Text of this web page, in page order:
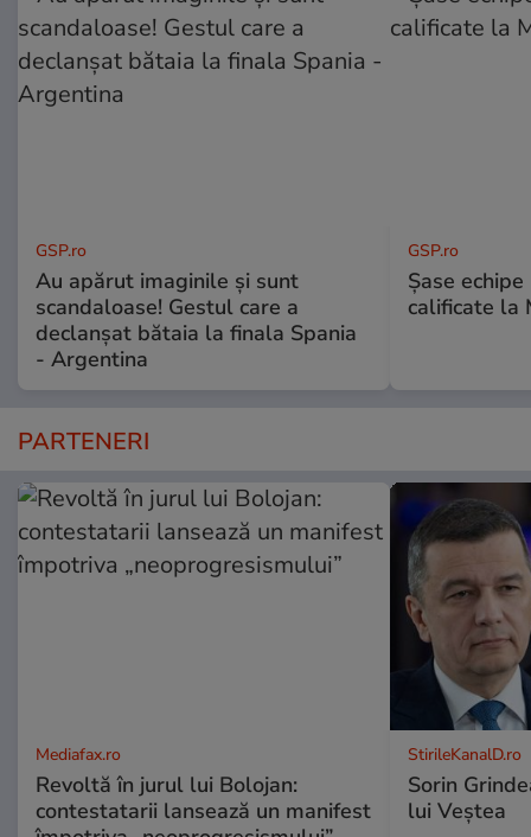
GSP.ro
Au apărut imaginile și sunt
scandaloase! Gestul care a
declanșat bătaia la finala Spania
- Argentina
GSP.ro
Șase
calificate la
PARTENERI
Mediafax.ro
Revoltă în jurul lui Bolojan:
contestatarii lansează un manifest
StirileKanalD.ro
Sorin
lui Veștea